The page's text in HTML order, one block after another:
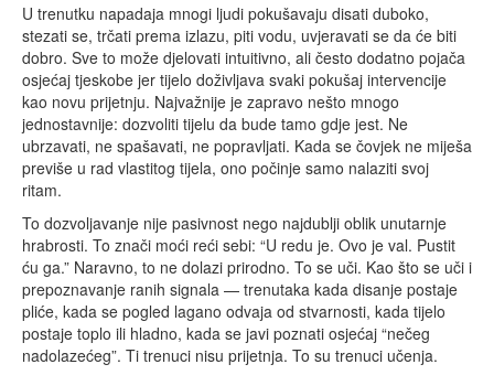
U trenutku napadaja mnogi ljudi pokušavaju disati duboko,
stezati se, trčati prema izlazu, piti vodu, uvjeravati se da će biti
dobro. Sve to može djelovati intuitivno, ali često dodatno pojača
osjećaj tjeskobe jer tijelo doživljava svaki pokušaj intervencije
kao novu prijetnju. Najvažnije je zapravo nešto mnogo
jednostavnije: dozvoliti tijelu da bude tamo gdje jest. Ne
ubrzavati, ne spašavati, ne popravljati. Kada se čovjek ne miješa
previše u rad vlastitog tijela, ono počinje samo nalaziti svoj
ritam.
To dozvoljavanje nije pasivnost nego najdublji oblik unutarnje
hrabrosti. To znači moći reći sebi: “U redu je. Ovo je val. Pustit
ću ga.” Naravno, to ne dolazi prirodno. To se uči. Kao što se uči i
prepoznavanje ranih signala — trenutaka kada disanje postaje
pliće, kada se pogled lagano odvaja od stvarnosti, kada tijelo
postaje toplo ili hladno, kada se javi poznati osjećaj “nečeg
nadolazećeg”. Ti trenuci nisu prijetnja. To su trenuci učenja.